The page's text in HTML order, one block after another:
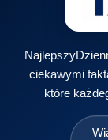
ciekawymi
które